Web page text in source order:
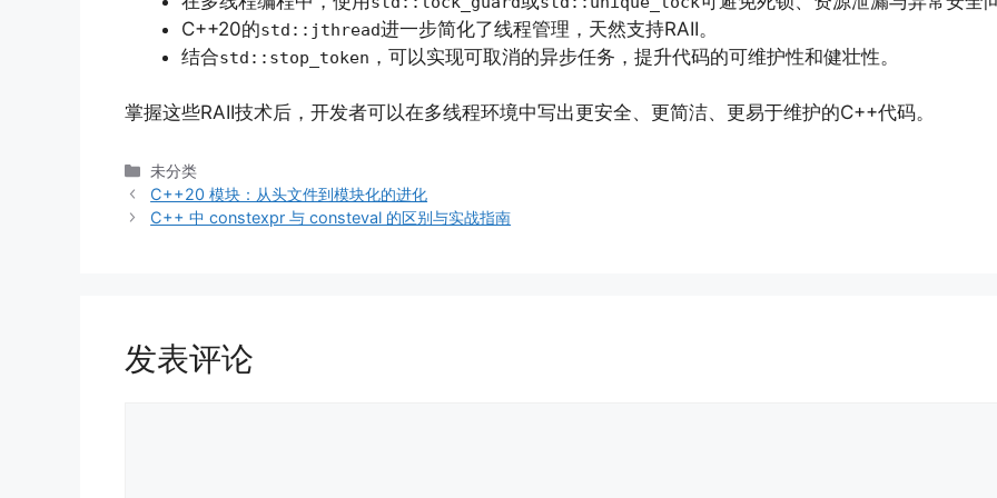
C++20的std::jthread进一步简化了线程管理，天然支持RAII。
结合std::stop_token ，可以实现可取消的异步任务，提升代码的可维护性和健壮性。
掌握这些RAII技术后，开发者可以在多线程环境中写出更安全、更简洁、更易于维护的C++代码。
分
类
未分类
C++20 模块：从头文件到模块化的进化
C++ 中 constexpr 与 consteval 的区别与实战指南
发表评论